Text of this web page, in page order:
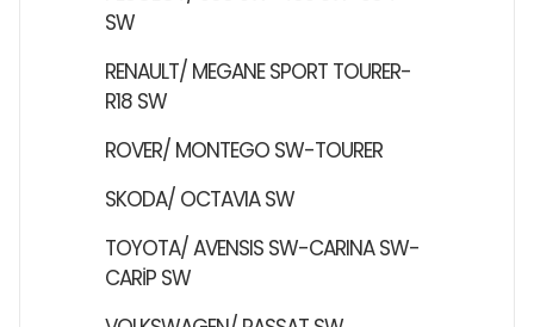
SW
RENAULT/ MEGANE SPORT TOURER-
R18 SW
ROVER/ MONTEGO SW-TOURER
SKODA/ OCTAVIA SW
TOYOTA/ AVENSIS SW-CARINA SW-
CARİP SW